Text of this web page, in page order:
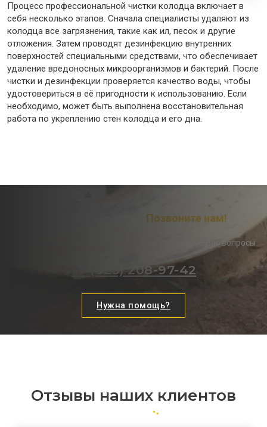
Процесс профессиональной чистки колодца включает в
себя несколько этапов. Сначала специалисты удаляют из
колодца все загрязнения, такие как ил, песок и другие
отложения. Затем проводят дезинфекцию внутренних
поверхностей специальными средствами, что обеспечивает
удаление вредоносных микроорганизмов и бактерий. После
чистки и дезинфекции проверяется качество воды, чтобы
удостовериться в её пригодности к использованию. Если
необходимо, может быть выполнена восстановительная
работа по укреплению стен колодца и его дна.
Позвоните нам!
Наши менеджеры ответят на все интересующие Вас вопросы
+7 (925) 208-97-42
Нужна помощь?
Отзывы наших клиентов